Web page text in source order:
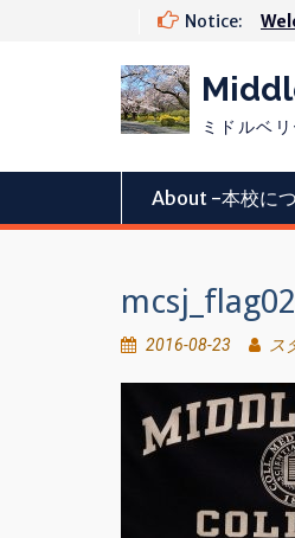
Notice:
ミドルベ
About -本校に
mcsj_flag02
2016-08-23 ス